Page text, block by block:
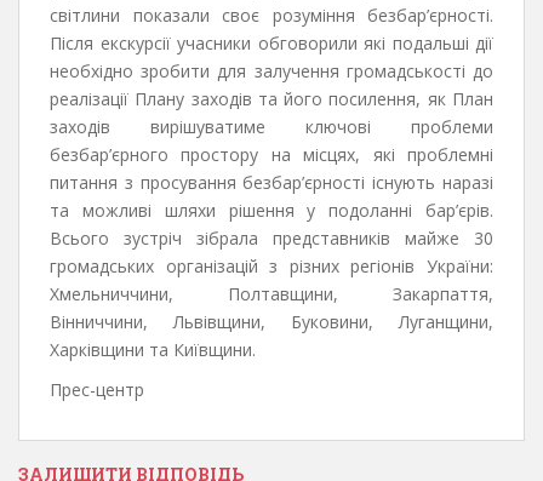
світлини показали своє розуміння безбар’єрності.
Після екскурсії учасники обговорили які подальші дії
необхідно зробити для залучення громадськості до
реалізації Плану заходів та його посилення, як План
заходів вирішуватиме ключові проблеми
безбар’єрного простору на місцях, які проблемні
питання з просування безбар’єрності існують наразі
та можливі шляхи рішення у подоланні бар’єрів.
Всього зустріч зібрала представників майже 30
громадських організацій з різних регіонів України:
Хмельниччини, Полтавщини, Закарпаття,
Вінниччини, Львівщини, Буковини, Луганщини,
Харківщини та Київщини.
Прес-центр
ЗАЛИШИТИ ВІДПОВІДЬ